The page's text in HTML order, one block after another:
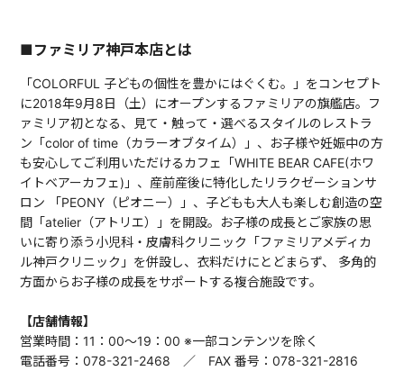
■ファミリア神戸本店とは
「COLORFUL 子どもの個性を豊かにはぐくむ。」をコンセプト
に2018年9月8日（土）にオープンするファミリアの旗艦店。フ
ァミリア初となる、見て・触って・選べるスタイルのレストラ
ン「color of time（カラーオブタイム）」、お子様や妊娠中の方
も安心してご利用いただけるカフェ「WHITE BEAR CAFE(ホワ
イトベアーカフェ)」、産前産後に特化したリラクゼーションサ
ロン 「PEONY（ピオニー）」、子どもも大人も楽しむ創造の空
間「atelier（アトリエ）」を開設。お子様の成長とご家族の思
いに寄り添う小児科・皮膚科クリニック「ファミリアメディカ
ル神戸クリニック」を併設し、衣料だけにとどまらず、 多角的
方面からお子様の成長をサポートする複合施設です。
【店舗情報】
営業時間：11：00～19：00 ※一部コンテンツを除く
電話番号：078-321-2468 ／ FAX 番号：078-321-2816